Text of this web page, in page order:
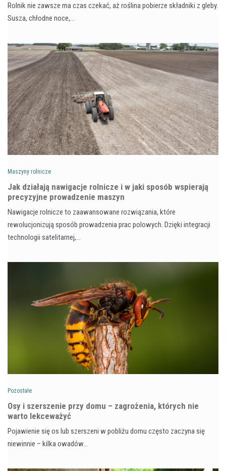
Rolnik nie zawsze ma czas czekać, aż roślina pobierze składniki z gleby.
Susza, chłodne noce,…
Maszyny rolnicze
Jak działają nawigacje rolnicze i w jaki sposób wspierają
precyzyjne prowadzenie maszyn
Nawigacje rolnicze to zaawansowane rozwiązania, które
rewolucjonizują sposób prowadzenia prac polowych. Dzięki integracji
technologii satelitarnej,…
Pozostałe
Osy i szerszenie przy domu – zagrożenia, których nie
warto lekceważyć
Pojawienie się os lub szerszeni w pobliżu domu często zaczyna się
niewinnie – kilka owadów…